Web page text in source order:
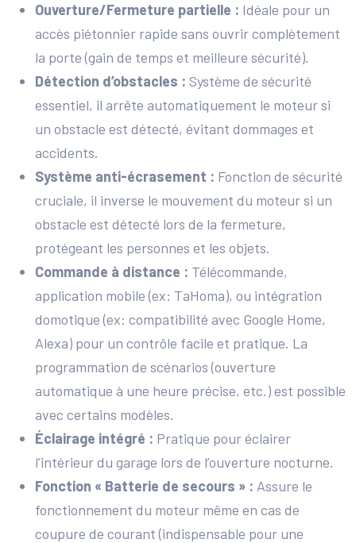
Ouverture/Fermeture partielle : Idéale pour un
accès piétonnier rapide sans ouvrir complètement
la porte (gain de temps et meilleure sécurité).
Détection d’obstacles : Système de sécurité
essentiel, il arrête automatiquement le moteur si
un obstacle est détecté, évitant dommages et
accidents.
Système anti-écrasement : Fonction de sécurité
cruciale, il inverse le mouvement du moteur si un
obstacle est détecté lors de la fermeture,
protégeant les personnes et les objets.
Commande à distance : Télécommande,
application mobile (ex: TaHoma), ou intégration
domotique (ex: compatibilité avec Google Home,
Alexa) pour un contrôle facile et pratique. La
programmation de scénarios (ouverture
automatique à une heure précise, etc.) est possible
avec certains modèles.
Éclairage intégré : Pratique pour éclairer
l’intérieur du garage lors de l’ouverture nocturne.
Fonction « Batterie de secours » : Assure le
fonctionnement du moteur même en cas de
coupure de courant (indispensable pour une